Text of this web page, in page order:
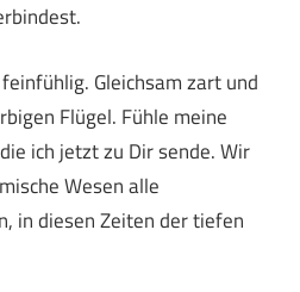
Gleichsam zart und
Flügel. Fühle meine
ich jetzt zu Dir sende. Wir
Wesen alle
in diesen Zeiten der tiefen